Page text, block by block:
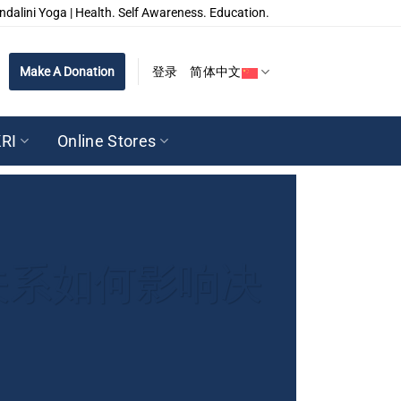
Yoga | Health. Self Awareness. Education.
Make A Donation 登录 简体中文
Online Stores